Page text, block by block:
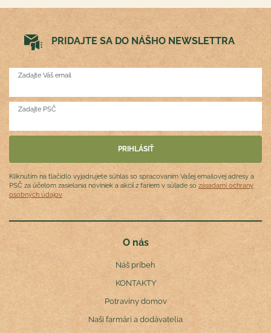
PRIDAJTE SA DO NÁŠHO NEWSLETTRA
Zadajte Váš email
Zadajte PSČ
Kliknutím na tlačidlo vyjadrujete súhlas so spracovaním Vašej emailovej adresy a
PSČ za účelom zasielania noviniek a akcií z fariem v súlade so zásadami ochrany
osobných údajov
O nás
Náš príbeh
KONTAKTY
Potraviny domov
Naši farmári a dodávatelia